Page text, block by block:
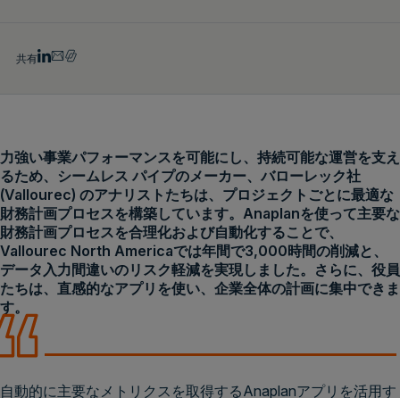
共有
力強い事業パフォーマンスを可能にし、持続可能な運営を支え
るため、シームレス パイプのメーカー、バローレック社
(Vallourec) のアナリストたちは、プロジェクトごとに最適な
財務計画プロセスを構築しています。Anaplanを使って主要な
財務計画プロセスを合理化および自動化することで、
Vallourec North Americaでは年間で3,000時間の削減と、
データ入力間違いのリスク軽減を実現しました。さらに、役員
たちは、直感的なアプリを使い、企業全体の計画に集中できま
す。
自動的に主要なメトリクスを取得するAnaplanアプリを活用す